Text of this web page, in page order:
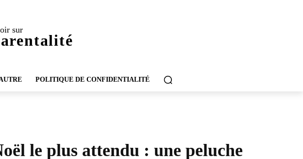
sur
POLITIQUE DE CONFIDENTIALITÉ
le plus attendu : une peluche